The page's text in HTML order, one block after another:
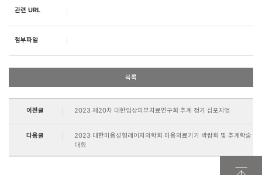
관련 URL
첨부파일
목록
이전글 2023 제20차 대한임상피부치료연구회 추계 정기 심포지엄
다음글
2023 대한미용성형레이저의학회 미용의료기기 박람회 및 추계학술
대회